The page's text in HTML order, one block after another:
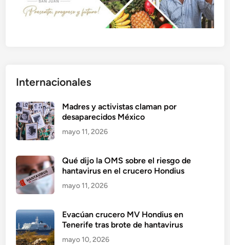
Internacionales
Madres y activistas claman por
desaparecidos México
mayo 11, 2026
Qué dijo la OMS sobre el riesgo de
hantavirus en el crucero Hondius
mayo 11, 2026
Evacúan crucero MV Hondius en
Tenerife tras brote de hantavirus
mayo 10, 2026